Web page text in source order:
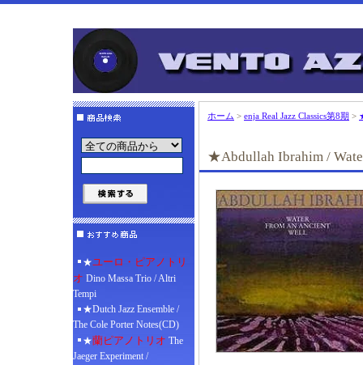
★ユーロ・ピアノトリ
オ Dino Massa Trio / Altri
Tempi
★Dutch Jazz Ensemble /
The Cole Porter Notes(CD)
★蘭ピアノトリオ The
Jaeger Experiment /
ホーム > enja Real Jazz Classics第8期 >
★Abdullah Ibrahim /